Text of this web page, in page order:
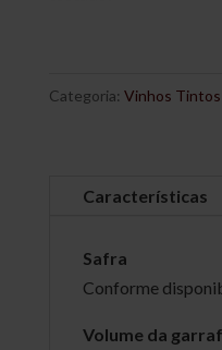
Categoria: Vinhos Tintos
Características
Safra
Conforme
Volume da